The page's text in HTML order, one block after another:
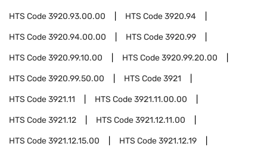
HTS Code3920.93.00.00 HTS Code3920.94
HTS Code3920.94.00.00 HTS Code3920.99
HTS Code3920.99.10.00 HTS Code3920.99.20.00
HTS Code3920.99.50.00 HTS Code3921
HTS Code3921.11 HTS Code3921.11.00.00
HTS Code3921.12 HTS Code3921.12.11.00
HTS Code3921.12.15.00 HTS Code3921.12.19